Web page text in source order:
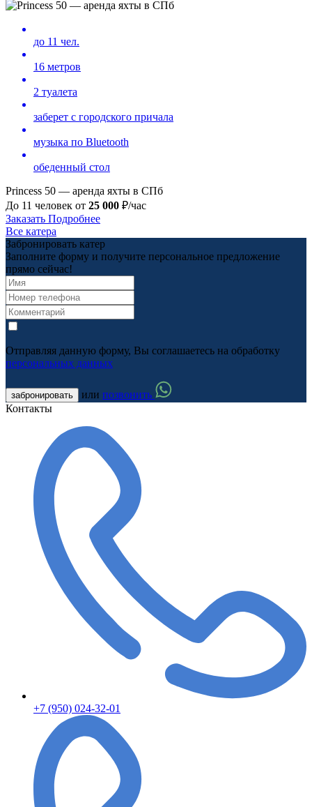
до 11 чел.
16 метров
2 туалета
заберет с городского причала
музыка по Bluetooth
обеденный стол
Princess 50 — аренда яхты в СПб
До 11 человек от 25 000 ₽/час
Заказать Подробнее
Все катера
Забронировать катер
Заполните форму и получите персональное предложение
прямо сейчас!
Отправляя данную форму, Вы соглашаетесь на обработку
персональных данных
забронировать или позвонить
Контакты
+7 (950) 024-32-01